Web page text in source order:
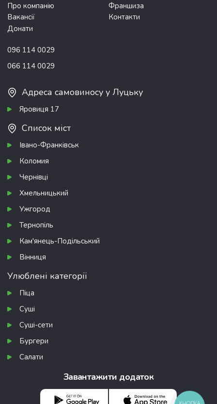
Про компанію
Франшиза
Вакансії
Контакти
Донати
096 114 0029
066 114 0029
Адреса самовиносу у Луцьку
Яровиця 17
Список міст
Івано-Франківськ
Коломия
Чернівці
Хмельницький
Ужгород
Тернопіль
Кам'янець-Подільський
Вінниця
Улюблені категорії
Піца
Суші
Суші-сети
Бургери
Салати
Завантажити додаток